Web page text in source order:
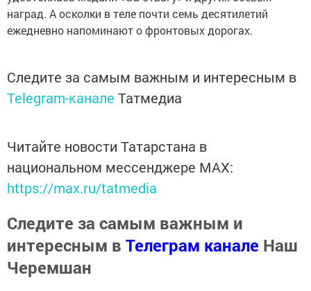
наград. А осколки в теле почти семь десятилетий
ежедневно напоминают о фронтовых дорогах.
Следите за самым важным и интересным в
Telegram-канале Татмедиа
Читайте новости Татарстана в
национальном мессенджере MАХ:
https://max.ru/tatmedia
Следите за самым важным и
интересным в Телеграм канале Наш
Черемшан